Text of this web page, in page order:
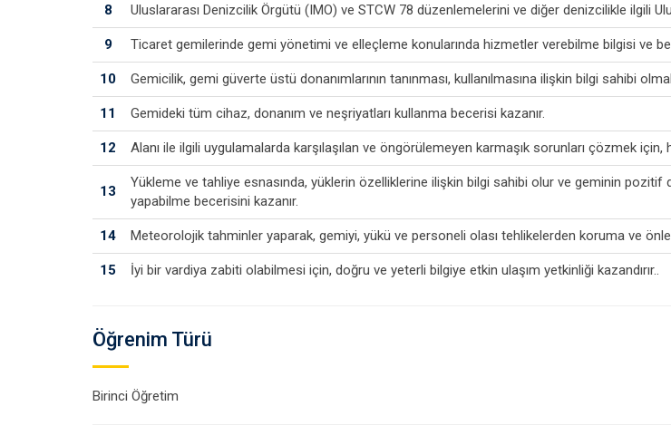
8 Uluslararası Denizcilik Örgütü (IMO) ve STCW 78 düzenlemelerini ve diğer denizcilikle ilgili
9 Ticaret gemilerinde gemi yönetimi ve elleçleme konularında hizmetler verebilme bilgisi ve
10 Gemicilik, gemi güverte üstü donanımlarının tanınması, kullanılmasına ilişkin bilgi sahibi
11 Gemideki tüm cihaz, donanım ve neşriyatları kullanma becerisi kazanır.
12 Alanı ile ilgili uygulamalarda karşılaşılan ve öngörülemeyen karmaşık sorunları çözmek
13
Yükleme ve tahliye esnasında, yüklerin özelliklerine ilişkin bilgi sahibi olur ve geminin
yapabilme becerisini kazanır.
14 Meteorolojik tahminler yaparak, gemiyi, yükü ve personeli olası tehlikelerden koruma ve
15 İyi bir vardiya zabiti olabilmesi için, doğru ve yeterli bilgiye etkin ulaşım yetkinliği kazandırır..
Öğrenim Türü
Birinci Öğretim